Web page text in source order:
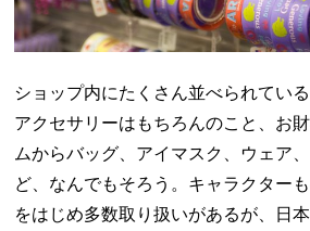
ショップ内にたくさん並べられてい
アクセサリーはもちろんのこと、お
ムからバッグ、アイマスク、ウェア
ど、なんでもそろう。キャラクター
をはじめ多数取り扱いがあるが、日